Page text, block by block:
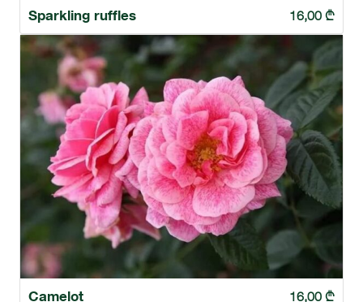
Sparkling ruffles 16,00 ₾
Camelot 16,00 ₾